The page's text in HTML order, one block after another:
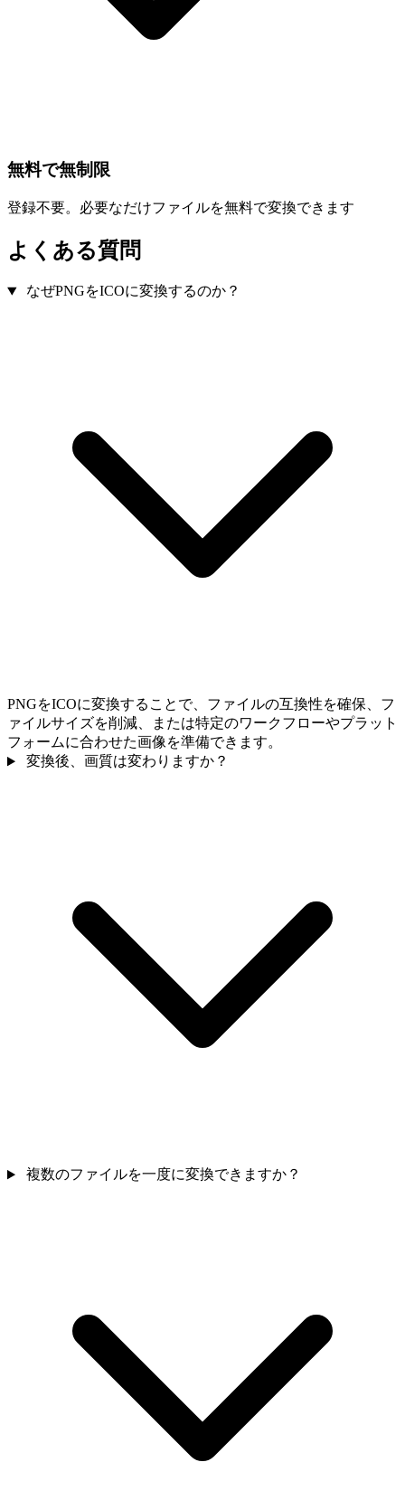
無料で無制限
登録不要。必要なだけファイルを無料で変換できます
よくある質問
なぜPNGをICOに変換するのか？
PNGをICOに変換することで、ファイルの互換性を確保、フ
ァイルサイズを削減、または特定のワークフローやプラット
フォームに合わせた画像を準備できます。
変換後、画質は変わりますか？
複数のファイルを一度に変換できますか？